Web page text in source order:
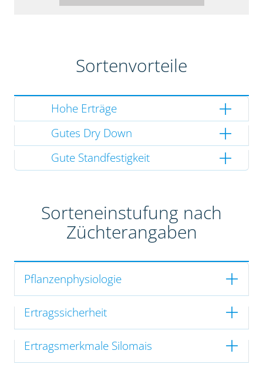
Sortenvorteile
Hohe Erträge
Gutes Dry Down
Gute Standfestigkeit
Sorteneinstufung nach
Züchterangaben
Pflanzenphysiologie
Ertragssicherheit
Ertragsmerkmale Silomais